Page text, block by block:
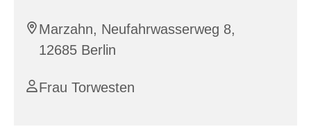
Marzahn, Neufahrwasserweg 8,
12685 Berlin
Frau Torwesten